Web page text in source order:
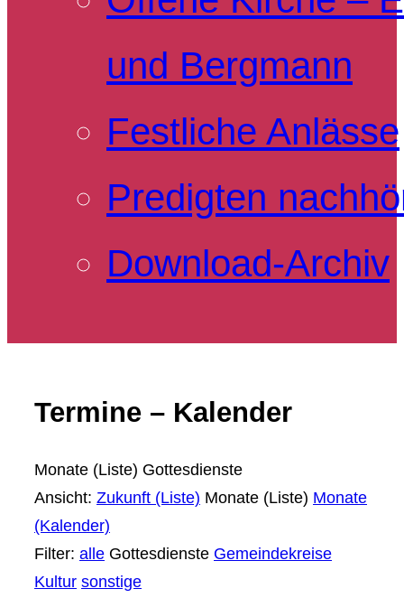
und Bergmann
Festliche Anlässe
Predigten
Download-Archiv
Termine – Kalender
Monate (Liste) Gottesdienste
Ansicht: Zukunft (Liste) Monate (Liste) Monate
(Kalender)
Filter: alle Gottesdienste Gemeindekreise
Kultur sonstige